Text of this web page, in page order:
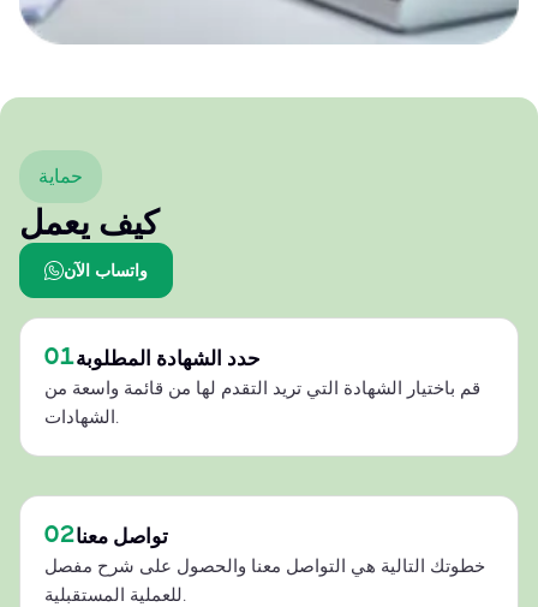
حماية
كيف يعمل
واتساب الآن
01حدد الشهادة المطلوبة
قم باختيار الشهادة التي تريد التقدم لها من قائمة واسعة من
الشهادات.
02تواصل معنا
خطوتك التالية هي التواصل معنا والحصول على شرح مفصل
للعملية المستقبلية.